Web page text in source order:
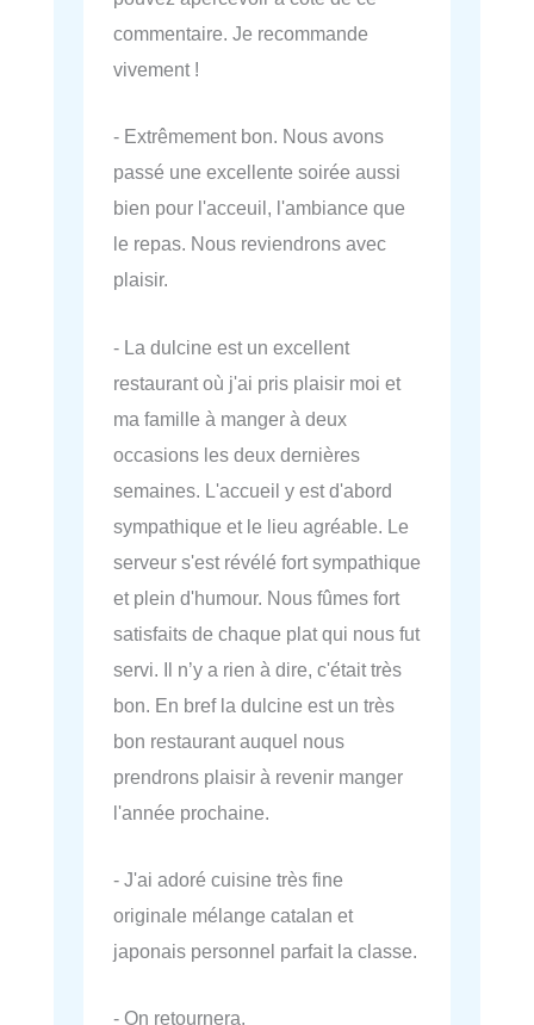
commentaire. Je recommande
vivement !
- Extrêmement bon. Nous avons
passé une excellente soirée aussi
bien pour l'acceuil, l'ambiance que
le repas. Nous reviendrons avec
plaisir.
- La dulcine est un excellent
restaurant où j'ai pris plaisir moi et
ma famille à manger à deux
occasions les deux dernières
semaines. L'accueil y est d'abord
sympathique et le lieu agréable. Le
serveur s'est révélé fort sympathique
et plein d'humour. Nous fûmes fort
satisfaits de chaque plat qui nous fut
servi. Il n’y a rien à dire, c'était très
bon. En bref la dulcine est un très
bon restaurant auquel nous
prendrons plaisir à revenir manger
l'année prochaine.
- J'ai adoré cuisine très fine
originale mélange catalan et
japonais personnel parfait la classe.
- On retournera.